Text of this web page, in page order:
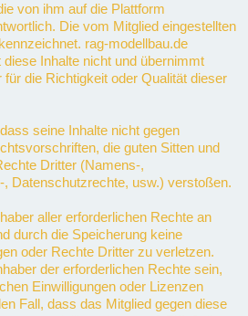
von ihm auf die Plattform
Die vom Mitglied eingestellten
rag-modellbau.de
Inhalte nicht und übernimmt
die Richtigkeit oder Qualität dieser
seine Inhalte nicht gegen
die guten Sitten und
Dritter (Namens-,
Datenschutzrechte, usw.) verstoßen.
aller erforderlichen Rechte an
durch die Speicherung keine
oder Rechte Dritter zu verletzen.
der erforderlichen Rechte sein,
Einwilligungen oder Lizenzen
Fall, dass das Mitglied gegen diese